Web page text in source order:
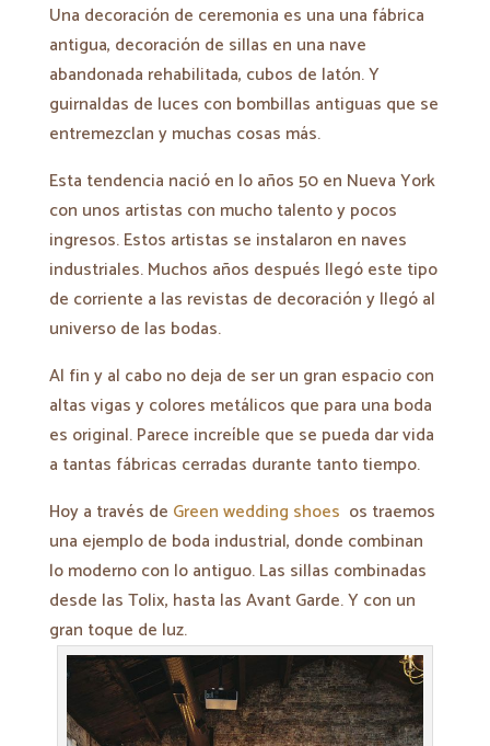
Una decoración de ceremonia es una una fábrica
antigua, decoración de sillas en una nave
abandonada rehabilitada, cubos de latón. Y
guirnaldas de luces con bombillas antiguas que se
entremezclan y muchas cosas más.
Esta tendencia nació en lo años 50 en Nueva York
con unos artistas con mucho talento y pocos
ingresos. Estos artistas se instalaron en naves
industriales. Muchos años después llegó este tipo
de corriente a las revistas de decoración y llegó al
universo de las bodas.
Al fin y al cabo no deja de ser un gran espacio con
altas vigas y colores metálicos que para una boda
es original. Parece increíble que se pueda dar vida
a tantas fábricas cerradas durante tanto tiempo.
Hoy a través de Green wedding shoes os traemos
una ejemplo de boda industrial, donde combinan
lo moderno con lo antiguo. Las sillas combinadas
desde las Tolix, hasta las Avant Garde. Y con un
gran toque de luz.